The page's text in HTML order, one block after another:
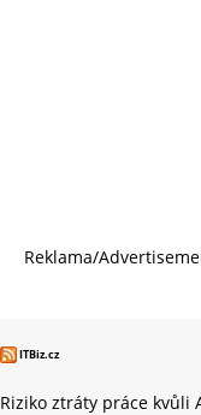
Reklama/
ITBiz.cz
Riziko ztráty práce kvůli